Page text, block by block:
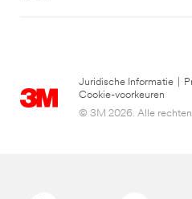
Juridische Informatie
Cookie-voorkeuren
© 3M 2026. Alle rechten